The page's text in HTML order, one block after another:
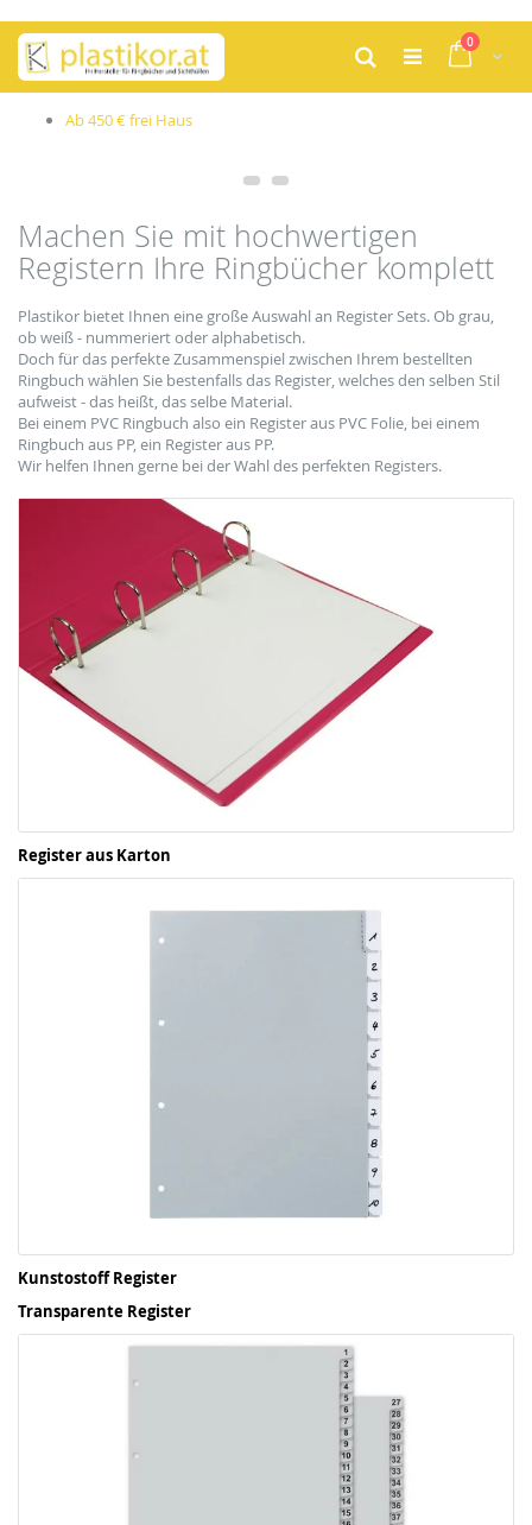
Zum
Inhalt
springen
Cart
0Artikel
Suche
Produktion im eigenen Haus
Machen Sie mit hochwertigen
Registern Ihre Ringbücher komplett
Plastikor bietet Ihnen eine große Auswahl an Register Sets. Ob grau,
ob weiß - nummeriert oder alphabetisch.
Doch für das perfekte Zusammenspiel zwischen Ihrem bestellten
Ringbuch wählen Sie bestenfalls das Register, welches den selben Stil
aufweist - das heißt, das selbe Material.
Bei einem PVC Ringbuch also ein Register aus PVC Folie, bei einem
Ringbuch aus PP, ein Register aus PP.
Wir helfen Ihnen gerne bei der Wahl des perfekten Registers.
Register aus Karton
Kunstostoff Register
Transparente Register